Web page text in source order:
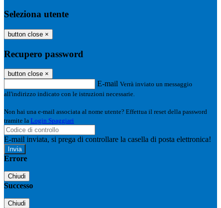
Seleziona utente
button close ×
Recupero password
button close ×
E-mail Verrà inviato un messaggio
all'indirizzo indicato con le istruzioni necessarie.
Non hai una e-mail associata al nome utente? Effettua il reset della password
tramite la Login Spaggiari
E-mail inviata, si prega di controllare la casella di posta elettronica!
Errore
Chiudi
Successo
Chiudi